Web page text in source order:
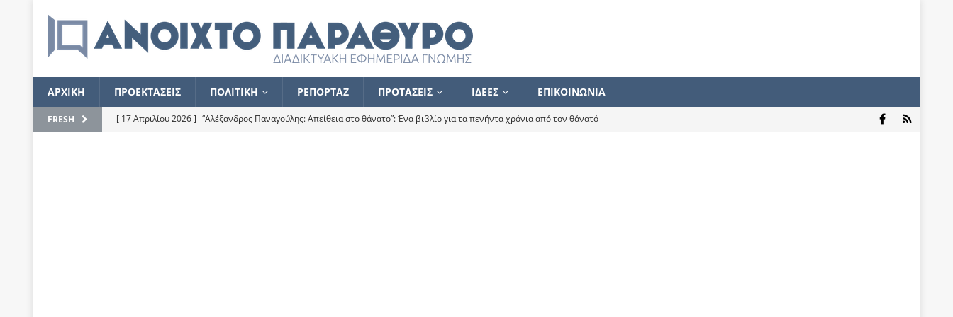
ΑΡΧΙΚΗ ΠΡΟΕΚΤΑΣΕΙΣ ΠΟΛΙΤΙΚΗ ΡΕΠΟΡΤΑΖ ΠΡΟΤΑΣΕΙΣ ΙΔΕΕΣ ΕΠΙΚΟΙΝΩΝΙΑ
FRESH [ 17 Απριλίου 2026 ] “Αλέξανδρος Παναγούλης: Απείθεια στο θάνατο”: Ένα βιβλίο για τα πενήντα χρόνια από τον θάνατό